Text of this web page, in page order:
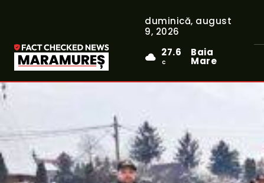
duminică, august
9, 2026
27.6
C
Baia
Mare